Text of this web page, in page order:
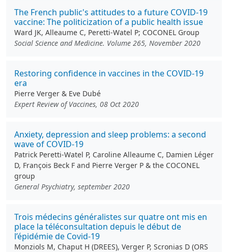
The French public's attitudes to a future COVID-19
vaccine: The politicization of a public health issue
Ward JK, Alleaume C, Peretti-Watel P; COCONEL Group
Social Science and Medicine. Volume 265, November 2020
Restoring confidence in vaccines in the COVID-19
era
Pierre Verger & Eve Dubé
Expert Review of Vaccines, 08 Oct 2020
Anxiety, depression and sleep problems: a second
wave of COVID-19
Patrick Peretti-Watel P, Caroline Alleaume C, Damien Léger
D, François Beck F and Pierre Verger P & the COCONEL
group
General Psychiatry, september 2020
Trois médecins généralistes sur quatre ont mis en
place la téléconsultation depuis le début de
l’épidémie de Covid-19
Monziols M, Chaput H (DREES), Verger P, Scronias D (ORS